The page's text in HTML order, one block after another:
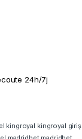
24h/7j
kingroyal kingroyal giriş